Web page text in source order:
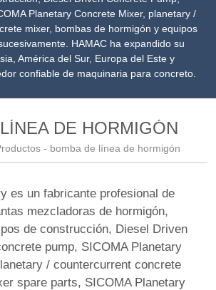
Planetary Concrete Mixer, planetary /
mixer, bombas de hormigón y equipos
HAMAC ha expandido su
América del Sur, Europa del Este y
confiable de maquinaria para concreto.
DE HORMIGÓN
- bomba de línea de hormigón
es un fabricante profesional de
mezcladoras de hormigón,
de construcción, Diesel Driven
pump, SICOMA Planetary
/ countercurrent concrete
spare parts, SICOMA Planetary